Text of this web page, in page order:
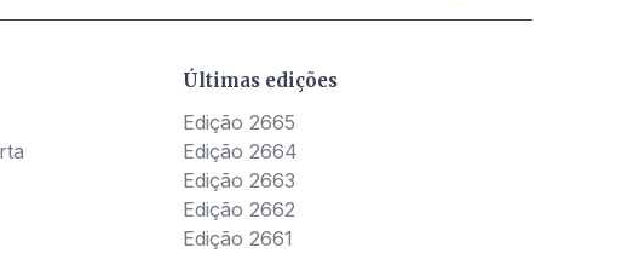
Últimas edições
Edição 2665
Edição 2664
Edição 2663
Edição 2662
Edição 2661